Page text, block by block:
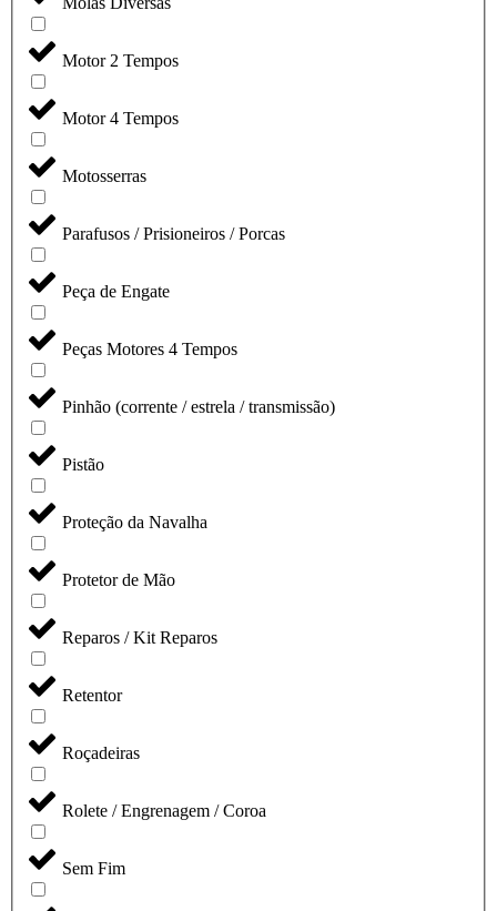
Motor 2 Tempos
Motor 4 Tempos
Motosserras
Parafusos / Prisioneiros / Porcas
Peça de Engate
Peças Motores 4 Tempos
Pinhão (corrente / estrela / transmissão)
Pistão
Proteção da Navalha
Protetor de Mão
Reparos / Kit Reparos
Retentor
Roçadeiras
Rolete / Engrenagem / Coroa
Sem Fim